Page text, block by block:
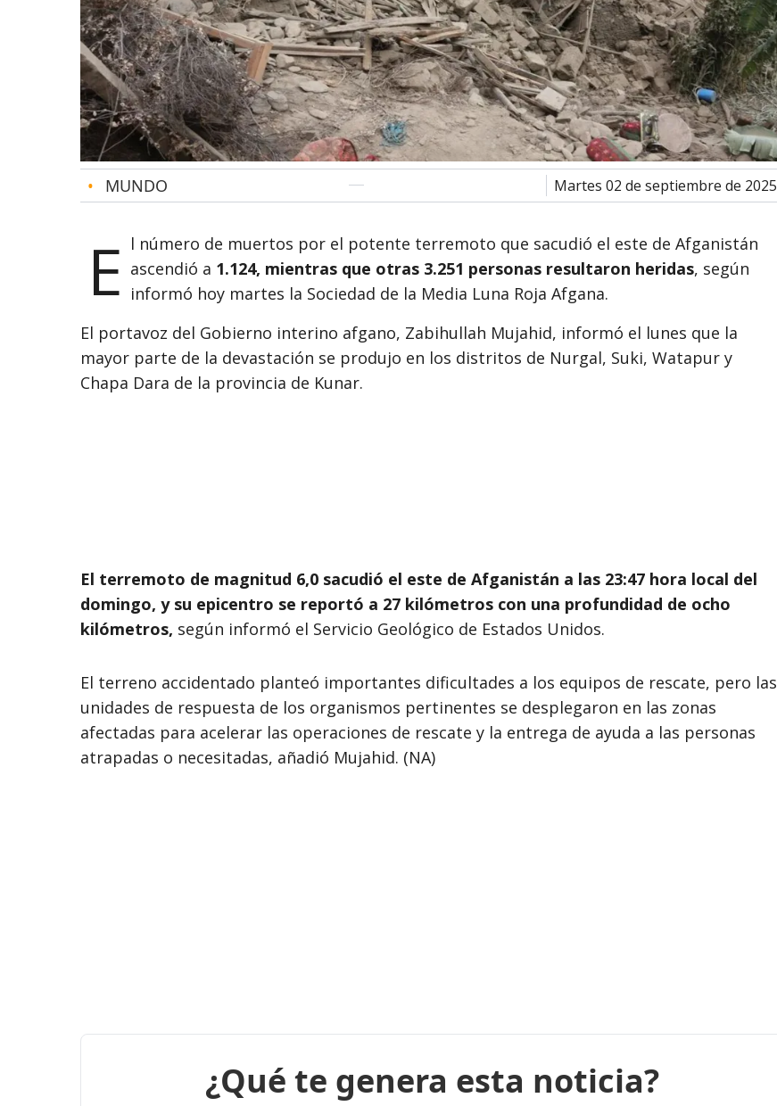
• MUNDO martes 02 de septiembre de 2025
E l número de muertos por el potente terremoto que sacudió el este de Afganistán
ascendió a 1.124, mientras que otras 3.251 personas resultaron heridas, según
informó hoy martes la Sociedad de la Media Luna Roja Afgana.
El portavoz del Gobierno interino afgano, Zabihullah Mujahid, informó el lunes que la
mayor parte de la devastación se produjo en los distritos de Nurgal, Suki, Watapur y
Chapa Dara de la provincia de Kunar.
El terremoto de magnitud 6,0 sacudió el este de Afganistán a las 23:47 hora local del
domingo, y su epicentro se reportó a 27 kilómetros con una profundidad de ocho
kilómetros, según informó el Servicio Geológico de Estados Unidos.
El terreno accidentado planteó importantes dificultades a los equipos de rescate, pero las
unidades de respuesta de los organismos pertinentes se desplegaron en las zonas
afectadas para acelerar las operaciones de rescate y la entrega de ayuda a las personas
atrapadas o necesitadas, añadió Mujahid. (NA)
¿Qué te genera esta noticia?